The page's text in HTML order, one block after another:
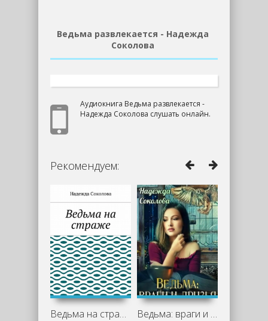
Ведьма развлекается - Надежда
Соколова
Аудиокнига Ведьма развлекается -
Надежда Соколова слушать онлайн.
Рекомендуем:
Ведьма на страже - Надежда Соколова Ведьма: враги и друзья - Надежда